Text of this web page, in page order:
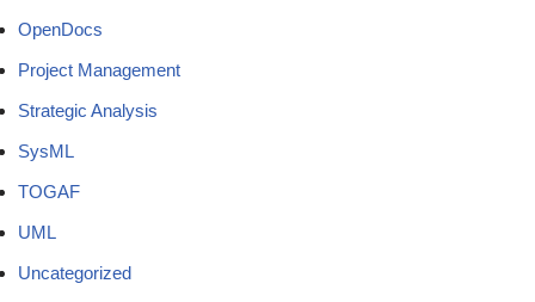
OpenDocs
Project Management
Strategic Analysis
SysML
TOGAF
UML
Uncategorized